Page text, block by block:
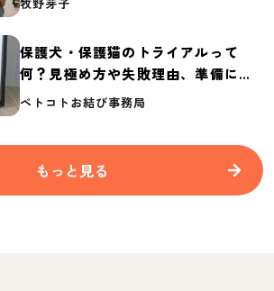
保護犬・保護猫のトライアルって
何？見極め方や失敗理由、準備に必
要なものを紹介
ペトコトお結び事務局
もっと見る